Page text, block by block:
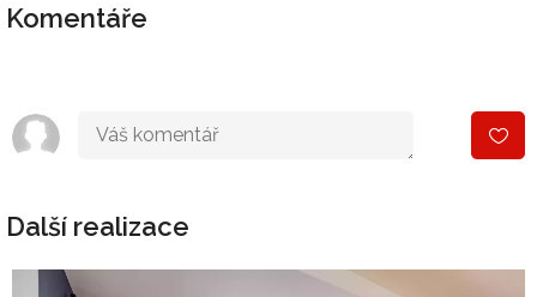
Komentáře
Další realizace